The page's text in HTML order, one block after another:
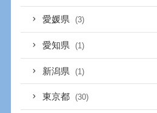
愛媛県 (3)
愛知県 (1)
新潟県 (1)
東京都 (30)